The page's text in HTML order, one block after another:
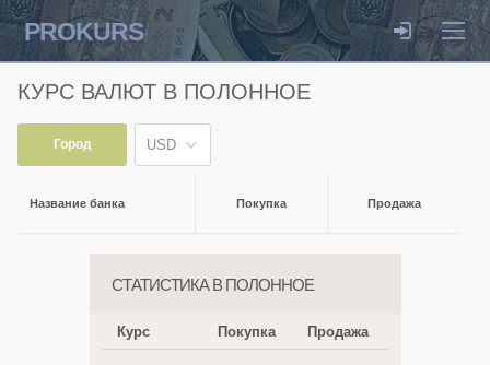
PROKURS
КУРС ВАЛЮТ В ПОЛОННОЕ
Город USD
Название банка Покупка Продажа
СТАТИСТИКА В ПОЛОННОЕ
Курс Покупка Продажа